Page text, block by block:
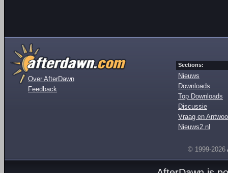
Over AfterDawn
Feedback
Sections:
Nieuws
Downloads
Top Downloads
Discussie
Vraag en
Nieuws2.nl
© 1999-2026